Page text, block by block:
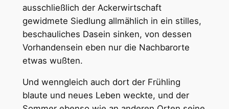
ausschließlich der Ackerwirtschaft
gewidmete Siedlung allmählich in ein stilles,
beschauliches Dasein sinken, von dessen
Vorhandensein eben nur die Nachbarorte
etwas wußten.
Und wenngleich auch dort der Frühling
blaute und neues Leben weckte, und der